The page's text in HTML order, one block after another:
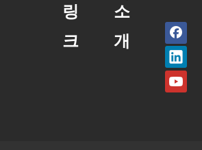
링
크
소
개